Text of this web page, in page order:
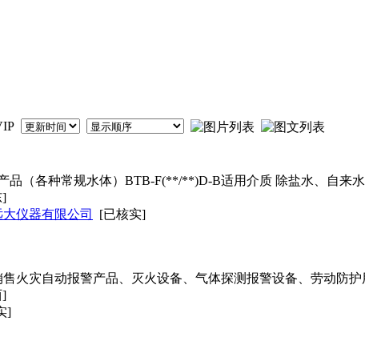
品（各种常规水体）BTB-F(**/**)D-B适用介质 除盐水、自来
]
仪器有限公司
[已核实]
火灾自动报警产品、灭火设备、气体探测报警设备、劳动防
]
]